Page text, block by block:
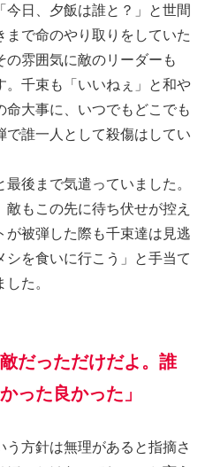
今日、夕飯は誰と？」と世間
で命のやり取りをしていた
雰囲気に敵のリーダーも
。千束も「いいねぇ」と和や
大事に、いつでもどこでも
誰一人として殺傷はしてい
後まで気遣っていました。
もこの先に待ち伏せが控え
が被弾した際も千束達は見逃
を食いに行こう」と手当て
た。
だっただけだよ。誰
った良かった」
方針は無理があると指摘さ